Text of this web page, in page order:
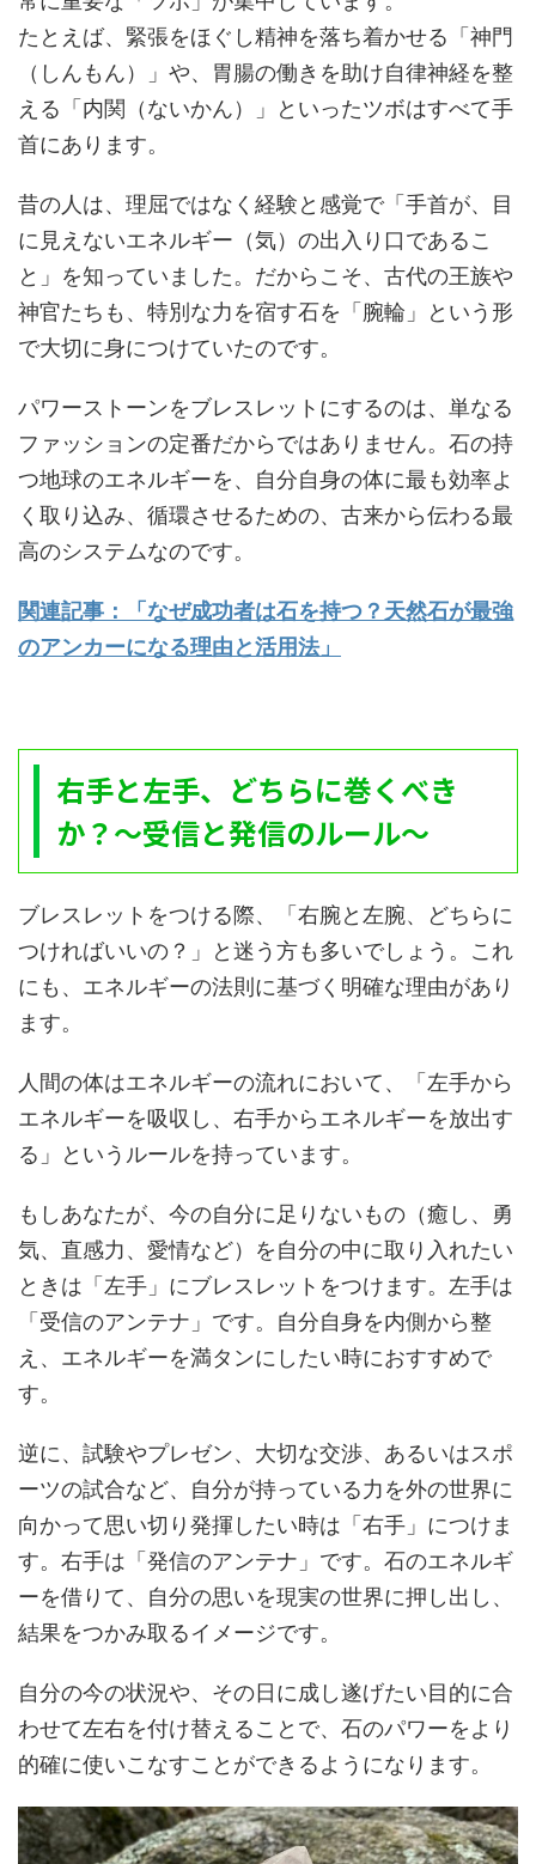
たとえば、緊張をほぐし精神を落ち着かせる「神門
（しんもん）」や、胃腸の働きを助け自律神経を整
える「内関（ないかん）」といったツボはすべて手
首にあります。
昔の人は、理屈ではなく経験と感覚で「手首が、目
に見えないエネルギー（気）の出入り口であるこ
と」を知っていました。だからこそ、古代の王族や
神官たちも、特別な力を宿す石を「腕輪」という形
で大切に身につけていたのです。
パワーストーンをブレスレットにするのは、単なる
ファッションの定番だからではありません。石の持
つ地球のエネルギーを、自分自身の体に最も効率よ
く取り込み、循環させるための、古来から伝わる最
高のシステムなのです。
関連記事：「なぜ成功者は石を持つ？天然石が最強
のアンカーになる理由と活用法」
右手と左手、どちらに巻くべき
か？〜受信と発信のルール〜
ブレスレットをつける際、「右腕と左腕、どちらに
つければいいの？」と迷う方も多いでしょう。これ
にも、エネルギーの法則に基づく明確な理由があり
ます。
人間の体はエネルギーの流れにおいて、「左手から
エネルギーを吸収し、右手からエネルギーを放出す
る」というルールを持っています。
もしあなたが、今の自分に足りないもの（癒し、勇
気、直感力、愛情など）を自分の中に取り入れたい
ときは「左手」にブレスレットをつけます。左手は
「受信のアンテナ」です。自分自身を内側から整
え、エネルギーを満タンにしたい時におすすめで
す。
逆に、試験やプレゼン、大切な交渉、あるいはスポ
ーツの試合など、自分が持っている力を外の世界に
向かって思い切り発揮したい時は「右手」につけま
す。右手は「発信のアンテナ」です。石のエネルギ
ーを借りて、自分の思いを現実の世界に押し出し、
結果をつかみ取るイメージです。
自分の今の状況や、その日に成し遂げたい目的に合
わせて左右を付け替えることで、石のパワーをより
的確に使いこなすことができるようになります。